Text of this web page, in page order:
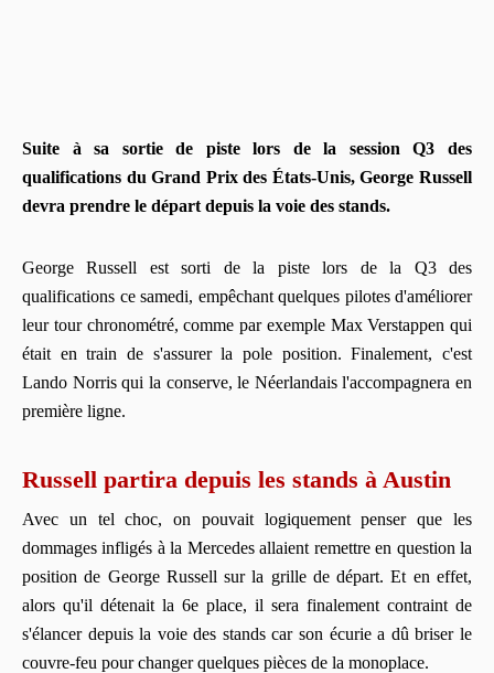
Suite à sa sortie de piste lors de la session Q3 des
qualifications du Grand Prix des États-Unis, George Russell
devra prendre le départ depuis la voie des stands.
George Russell est sorti de la piste lors de la Q3 des
qualifications ce samedi, empêchant quelques pilotes d'améliorer
leur tour chronométré, comme par exemple Max Verstappen qui
était en train de s'assurer la pole position. Finalement, c'est
Lando Norris qui la conserve, le Néerlandais l'accompagnera en
première ligne.
Russell partira depuis les stands à Austin
Avec un tel choc, on pouvait logiquement penser que les
dommages infligés à la Mercedes allaient remettre en question la
position de George Russell sur la grille de départ. Et en effet,
alors qu'il détenait la 6e place, il sera finalement contraint de
s'élancer depuis la voie des stands car son écurie a dû briser le
couvre-feu pour changer quelques pièces de la monoplace.